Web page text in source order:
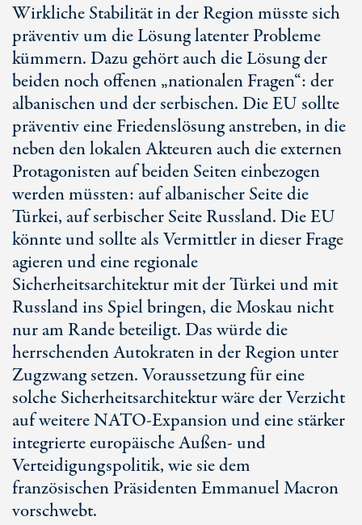
Wirkliche Stabilität in der Region müsste sich
präventiv um die Lösung latenter Probleme
kümmern. Dazu gehört auch die Lösung der
beiden noch offenen „nationalen Fragen“: der
albanischen und der serbischen. Die EU sollte
präventiv eine Friedenslösung anstreben, in die
neben den lokalen Akteuren auch die externen
Protagonisten auf beiden Seiten einbezogen
werden müssten: auf albanischer Seite die
Türkei, auf serbischer Seite Russland. Die EU
könnte und sollte als Vermittler in dieser Frage
agieren und eine regionale
Sicherheitsarchitektur mit der Türkei und mit
Russland ins Spiel bringen, die Moskau nicht
nur am Rande beteiligt. Das würde die
herrschenden Autokraten in der Region unter
Zugzwang setzen. Voraussetzung für eine
solche Sicherheitsarchitektur wäre der Verzicht
auf weitere NATO-Expansion und eine stärker
integrierte europäische Außen- und
Verteidigungspolitik, wie sie dem
französischen Präsidenten Emmanuel Macron
vorschwebt.